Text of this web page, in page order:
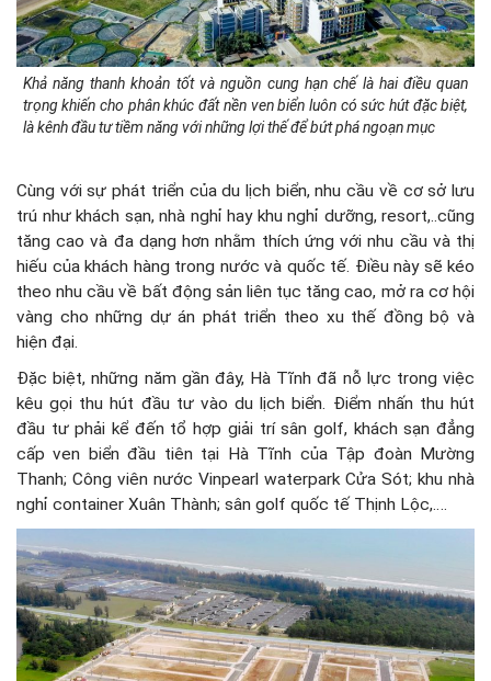
Khả năng thanh khoản tốt và nguồn cung hạn chế là hai điều quan
trọng khiến cho phân khúc đất nền ven biển luôn có sức hút đặc biệt,
là kênh đầu tư tiềm năng với những lợi thế để bứt phá ngoạn mục
Cùng với sự phát triển của du lịch biển, nhu cầu về cơ sở lưu
trú như khách sạn, nhà nghỉ hay khu nghỉ dưỡng, resort,..cũng
tăng cao và đa dạng hơn nhằm thích ứng với nhu cầu và thị
hiếu của khách hàng trong nước và quốc tế. Điều này sẽ kéo
theo nhu cầu về bất động sản liên tục tăng cao, mở ra cơ hội
vàng cho những dự án phát triển theo xu thế đồng bộ và
hiện đại.
Đặc biệt, những năm gần đây, Hà Tĩnh đã nỗ lực trong việc
kêu gọi thu hút đầu tư vào du lịch biển. Điểm nhấn thu hút
đầu tư phải kể đến tổ hợp giải trí sân golf, khách sạn đẳng
cấp ven biển đầu tiên tại Hà Tĩnh của Tập đoàn Mường
Thanh; Công viên nước Vinpearl waterpark Cửa Sót; khu nhà
nghỉ container Xuân Thành; sân golf quốc tế Thịnh Lộc,….